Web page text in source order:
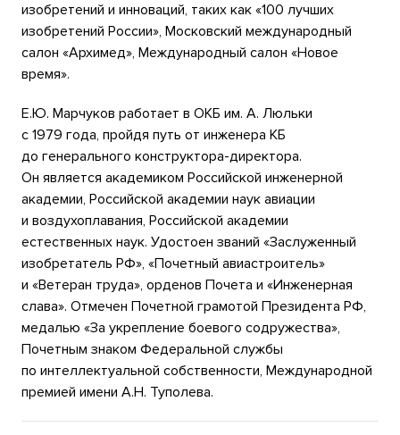
изобретений и инноваций, таких как «100 лучших
изобретений России», Московский международный
салон «Архимед», Международный салон «Новое
время».
Е.Ю. Марчуков работает в ОКБ им. А. Люльки
с 1979 года, пройдя путь от инженера КБ
до генерального конструктора-директора.
Он является академиком Российской инженерной
академии, Российской академии наук авиации
и воздухоплавания, Российской академии
естественных наук. Удостоен званий «Заслуженный
изобретатель РФ», «Почетный авиастроитель»
и «Ветеран труда», орденов Почета и «Инженерная
слава». Отмечен Почетной грамотой Президента РФ,
медалью «За укрепление боевого содружества»,
Почетным знаком Федеральной службы
по интеллектуальной собственности, Международной
премией имени А.Н. Туполева.